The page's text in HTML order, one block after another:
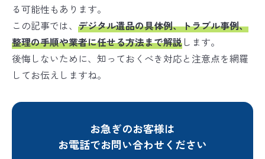
る可能性もあります。
この記事では、 デジタル遺品の具体例、トラブル事例、
整理の手順や業者に任せる方法まで解説します。
後悔しないために、知っておくべき対応と注意点を網羅
してお伝えしますね。
お急ぎのお客様は
お電話でお問い合わせください